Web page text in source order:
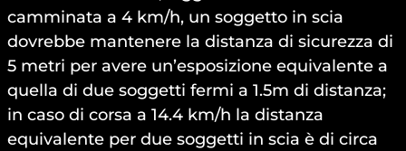
camminata a 4 km/h, un soggetto in scia
dovrebbe mantenere la distanza di sicurezza di
5 metri per avere un’esposizione equivalente a
quella di due soggetti fermi a 1.5m di distanza;
in caso di corsa a 14.4 km/h la distanza
equivalente per due soggetti in scia è di circa